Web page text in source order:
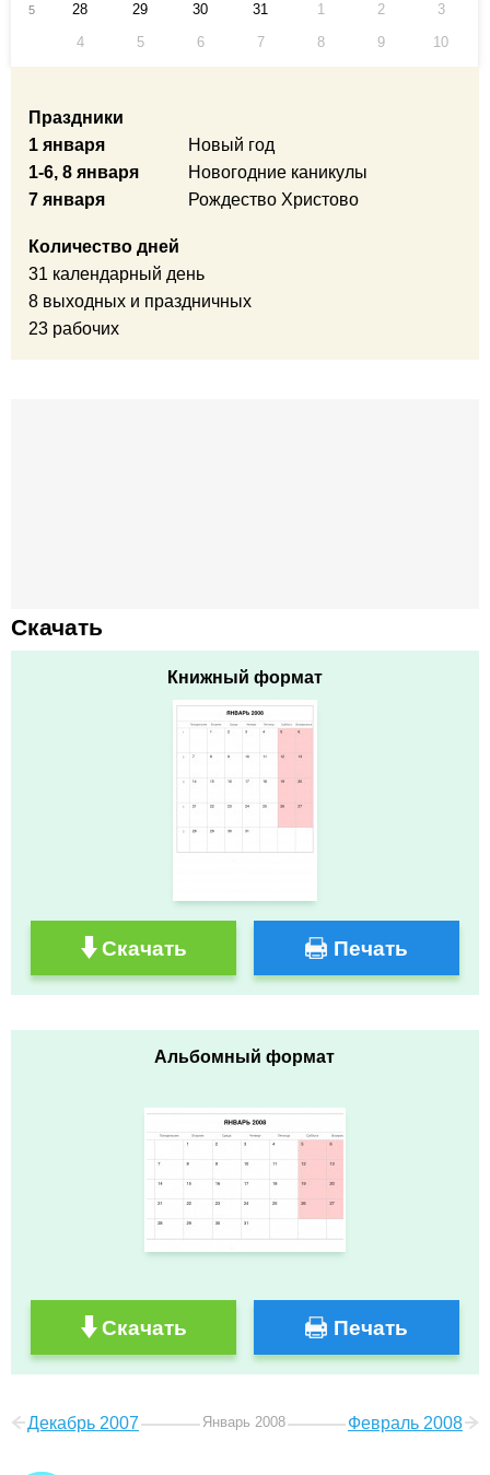
5 28 29 30 31 1 2
3
4
5 6 7 8 9 10
Праздники
1 января
Новый год
1-6, 8 января
Новогодние каникулы
7 января
Рождество Христово
Количество дней
31 календарный день
8 выходных и праздничных
23 рабочих
Скачать
Книжный формат
Скачать Печать
Альбомный формат
Скачать Печать
Декабрь 2007 Январь 2008 Февраль 2008